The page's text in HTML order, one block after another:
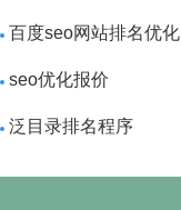
百度seo网站排名优化
seo优化报价
泛目录排名程序